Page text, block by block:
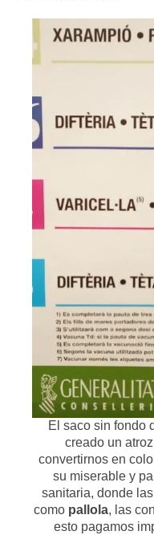
El saco sin fondo
creado un
convertirnos en
su miserable y
sanitaria, donde
como pallola, las
esto pagamos